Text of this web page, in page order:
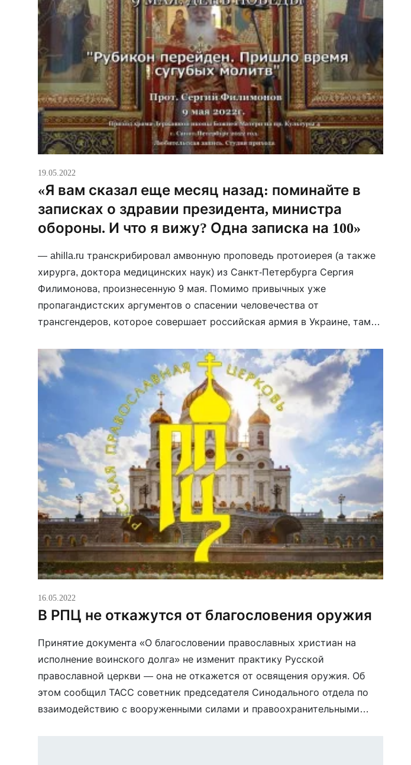
19.05.2022
«Я вам сказал еще месяц назад: поминайте в
записках о здравии президента, министра
обороны. И что я вижу? Одна записка на 100»
— ahilla.ru транскрибировал амвонную проповедь протоиерея (а также
хирурга, доктора медицинских наук) из Санкт-Петербурга Сергия
Филимонова, произнесенную 9 мая. Помимо привычных уже
пропагандистских аргументов о спасении человечества от
трансгендеров, которое совершает российская армия в Украине, там
как молиться сейчас и чем наша церковь молитвенно […]
16.05.2022
В РПЦ не откажутся от благословения оружия
Принятие документа «О благословении православных христиан на
исполнение воинского долга» не изменит практику Русской
православной церкви — она не откажется от освящения оружия. Об
этом сообщил ТАСС советник председателя Синодального отдела по
взаимодействию с вооруженными силами и правоохранительными